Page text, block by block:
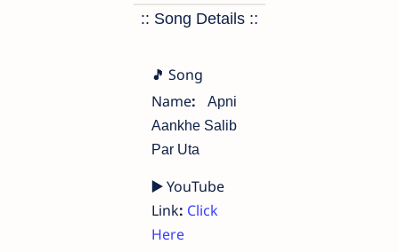
:: Song Details ::
🎵 Song
Name:
Apni
Aankhe Salib
Par Uta
▶️YouTube
Link: Click
Here